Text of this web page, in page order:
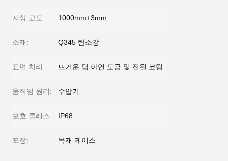
지상 고도: 1000mm±3mm
소재: Q345 탄소강
표면 처리: 뜨거운 딥 아연 도금 및 전원 코팅
움직임 원리: 수압기
보호 클래스: IP68
포장: 목재 케이스